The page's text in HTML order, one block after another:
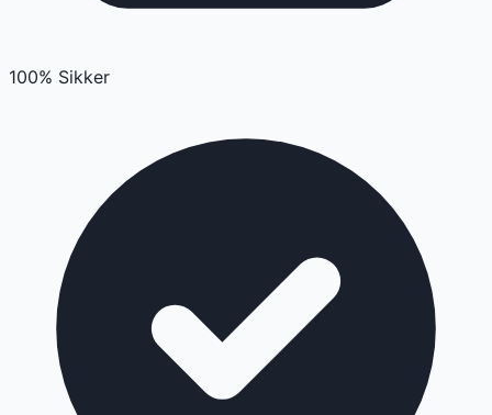
100% Sikker